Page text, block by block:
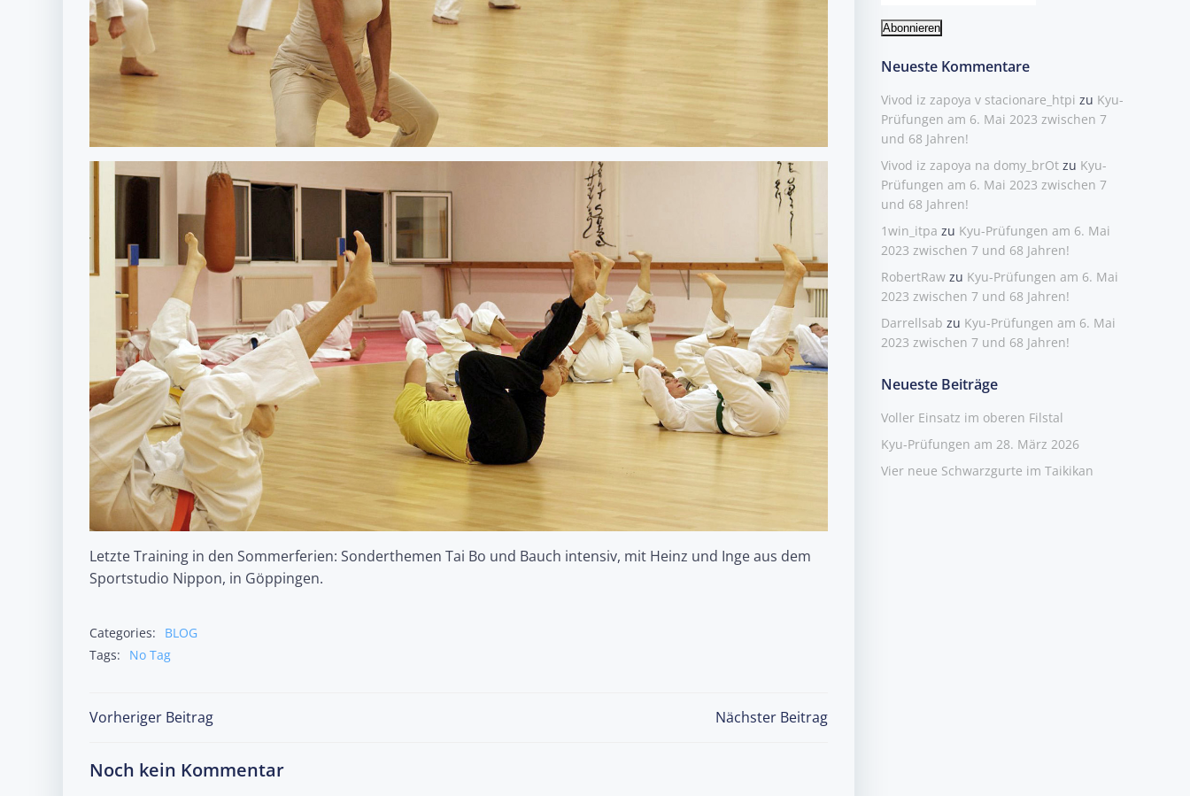
Letzte Training in den Sommerferien: Sonderthemen Tai Bo und Bauch intensiv, mit Heinz und Inge aus dem
Sportstudio Nippon, in Göppingen.
Categories:
BLOG
Tags:
No Tag
Post
navigation
Vorheriger Beitrag Nächster Beitrag
Noch kein Kommentar
Neueste Kommentare
Vivod iz zapoya v stacionare_htpi zu Kyu-
Prüfungen am 6. Mai 2023 zwischen 7
und 68 Jahren!
Vivod iz zapoya na domy_brOt zu Kyu-
Prüfungen am 6. Mai 2023 zwischen 7
und 68 Jahren!
1win_itpa zu Kyu-Prüfungen am 6. Mai
2023 zwischen 7 und 68 Jahren!
RobertRaw zu Kyu-Prüfungen am 6. Mai
2023 zwischen 7 und 68 Jahren!
Darrellsab zu Kyu-Prüfungen am 6. Mai
2023 zwischen 7 und 68 Jahren!
Neueste Beiträge
Voller Einsatz im oberen Filstal
Kyu-Prüfungen am 28. März 2026
Vier neue Schwarzgurte im Taikikan